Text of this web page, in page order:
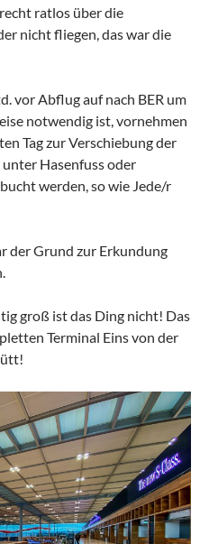
ratlos über die
nicht fliegen, das war die
vor Abflug auf nach BER um
notwendig ist, vornehmen
Tag zur Verschiebung der
unter Hasenfuss oder
werden, so wie Jede/r
der Grund zur Erkundung
groß ist das Ding nicht! Das
Terminal Eins von der